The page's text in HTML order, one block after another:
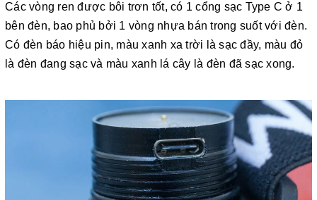
Các vòng ren được bôi trơn tốt, có 1 cổng sạc Type C ở 1
bên đèn, bao phủ bởi 1 vòng nhựa bán trong suốt với đèn.
Có đèn báo hiệu pin, màu xanh xa trời là sạc đầy, màu đỏ
là đèn đang sạc và màu xanh lá cây là đèn đã sạc xong.